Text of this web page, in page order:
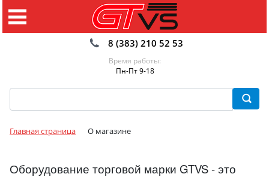
8 (383) 210 52 53
Время работы:
Пн-Пт 9-18
Главная страница О магазине
Оборудование торговой марки GTVS - это